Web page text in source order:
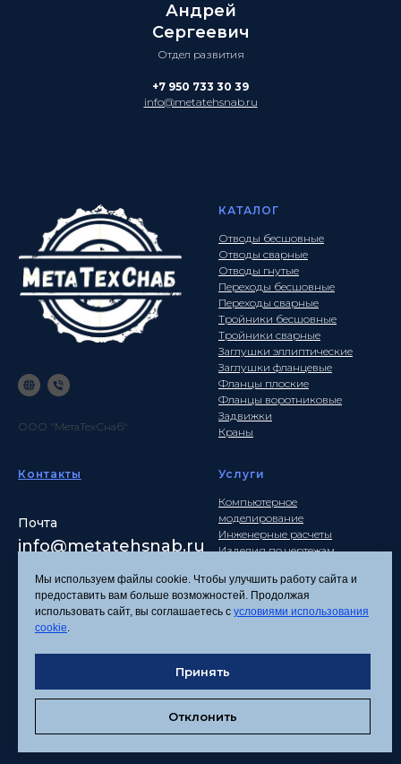
Андрей
Сергеевич
Отдел развития
+7 950 733 30 39
info@metatehsnab.ru
ООО "МетаТехСнаб"
КАТАЛОГ
Отводы бесшовные
Отводы сварные
Отводы гнутые
Переходы бесшовные
Переходы сварные
Тройники бесшовные
Тройники сварные
Заглушки эллиптические
Заглушки фланцевые
Фланцы плоские
Фланцы воротниковые
Задвижки
Краны
Контакты
Почта
info@metatehsnab.ru
Услуги
Компьютерное
моделирование
Инженерные расчеты
Изделия по чертежам
Политика
Согласие на обработку
персональных данных
Соглашение об
Мы используем файлы cookie. Чтобы улучшить работу сайта и
предоставить вам больше возможностей. Продолжая
использовать сайт, вы соглашаетесь с условиями использования
cookie.
Принять
Отклонить